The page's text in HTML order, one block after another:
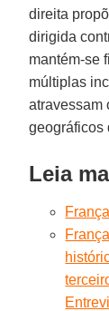
direita
dirigida
mantém-se
múltiplas
atravessam
geográficos
Leia